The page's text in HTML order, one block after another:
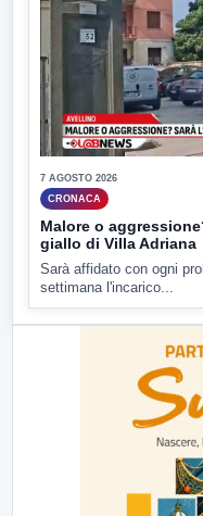
7 AGOSTO 2026
CRONACA
Malore o
giallo di Villa Adriana
Sarà affidato con ogni
settimana l'incarico...